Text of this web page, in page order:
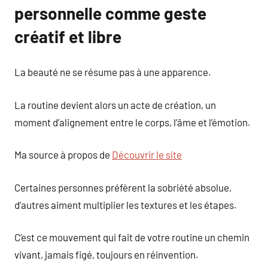
personnelle comme geste
créatif et libre
La beauté ne se résume pas à une apparence.
La routine devient alors un acte de création, un
moment d’alignement entre le corps, l’âme et l’émotion.
Ma source à propos de Découvrir le site
Certaines personnes préfèrent la sobriété absolue,
d’autres aiment multiplier les textures et les étapes.
C’est ce mouvement qui fait de votre routine un chemin
vivant, jamais figé, toujours en réinvention.